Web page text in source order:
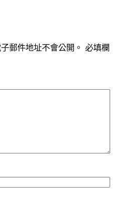
郵件地址不會公開。 必填欄